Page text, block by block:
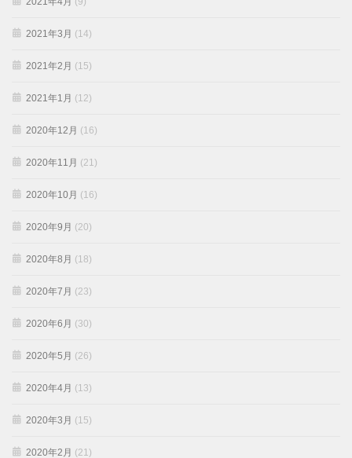
2021年3月 (14)
2021年2月 (15)
2021年1月 (12)
2020年12月 (16)
2020年11月 (21)
2020年10月 (16)
2020年9月 (20)
2020年8月 (18)
2020年7月 (23)
2020年6月 (30)
2020年5月 (26)
2020年4月 (13)
2020年3月 (15)
2020年2月 (21)